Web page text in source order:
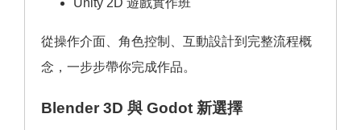
Unity 2D 遊戲實作班
從操作介面、角色控制、互動設計到完整流程概
念，一步步帶你完成作品。
Blender 3D 與 Godot 新選擇